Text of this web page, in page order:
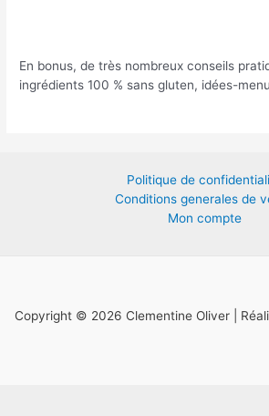
En bonus, de très nombreux conseils
ingrédients 100 % sans gluten, idées-
Politique de
Conditions generales de
Mon compte
Copyright © 2026 Clementine Oliver |